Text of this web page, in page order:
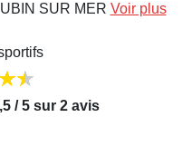
SUR MER Voir plus
/ 5 sur 2 avis